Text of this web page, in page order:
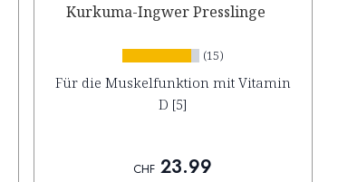
Kurkuma-Ingwer Presslinge
(15)
Für die Muskelfunktion mit Vitamin
D [5]
CHF 23.99